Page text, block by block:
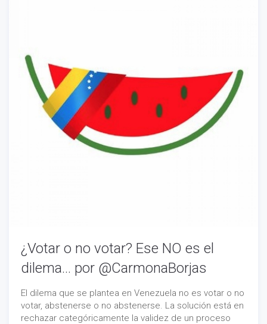
¿Votar o no votar? Ese NO es el
dilema… por @CarmonaBorjas
El dilema que se plantea en Venezuela no es votar o no
votar, abstenerse o no abstenerse. La solución está en
rechazar categóricamente la validez de un proceso